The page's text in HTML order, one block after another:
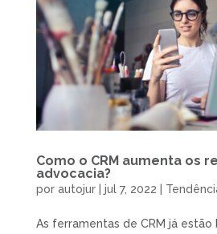
Como o CRM aumenta os
advocacia?
por autojur| jul 7, 2022
As ferramentas de CRM já